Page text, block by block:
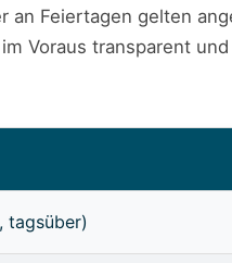
an Feiertagen gelten
im Voraus transparent
tagsüber)